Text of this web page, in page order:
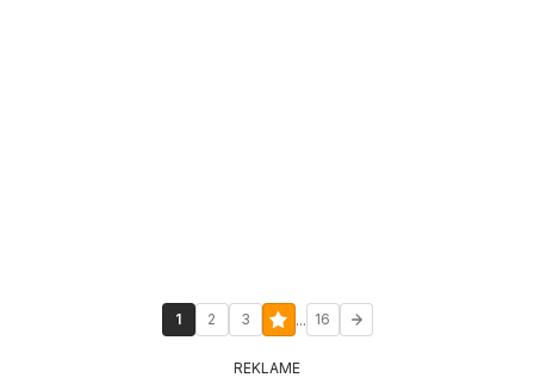
1 2 3 ... 16
REKLAME